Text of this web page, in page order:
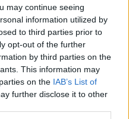
may continue seeing
information utilized by
to third parties prior to
opt-out of the further
by third parties on the
This information may
on the IAB’s List of
further disclose it to other
900 години
сладолед в